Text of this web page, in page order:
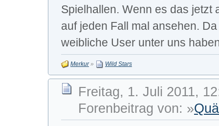
Spielhallen. Wenn es das jetzt
auf jeden Fall mal ansehen.
weibliche User unter uns
Merkur» Wild Stars
Freitag, 1. Juli 2011,
Forenbeitrag von: »